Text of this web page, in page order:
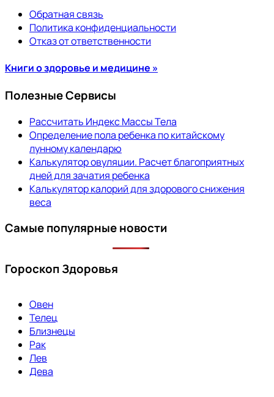
Обратная связь
Политика конфиденциальности
Отказ от ответственности
Книги о здоровье и медицине »
Полезные Сервисы
Рассчитать Индекс Массы Тела
Определение пола ребенка по китайскому
лунному календарю
Калькулятор овуляции. Расчет благоприятных
дней для зачатия ребенка
Калькулятор калорий для здорового снижения
веса
Самые популярные новости
Гороскоп Здоровья
Овен
Телец
Близнецы
Рак
Лев
Дева